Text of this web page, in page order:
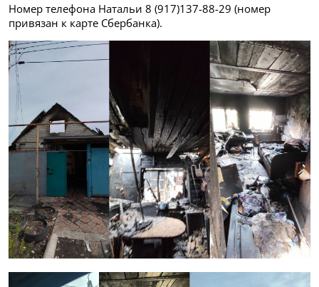
Номер телефона Натальи 8 (917)137-88-29 (номер
привязан к карте Сбербанка).